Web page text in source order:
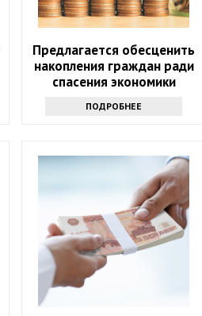
Предлагается обесценить
накопления граждан ради
спасения экономики
ПОДРОБНЕЕ